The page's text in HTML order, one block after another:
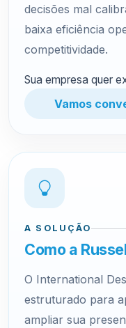
decisões mal
baixa eficiência
competitividade.
Sua empresa quer
Vamos
A SOLUÇÃO
Como a
O International
estruturado para
ampliar sua